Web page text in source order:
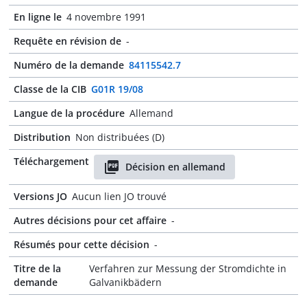
En ligne le 4 novembre 1991
Requête en révision de -
Numéro de la demande 84115542.7
Classe de la CIB G01R 19/08
Langue de la procédure Allemand
Distribution Non distribuées (D)
Téléchargement
Décision en allemand
Versions JO Aucun lien JO trouvé
Autres décisions pour cet affaire -
Résumés pour cette décision -
Titre de la
demande
Verfahren zur Messung der Stromdichte in
Galvanikbädern